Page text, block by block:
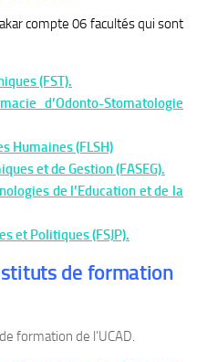
compte 06 facultés qui sont
(FST).
d’Odonto-Stomatologie
Humaines (FLSH)
et de Gestion (FASEG).
de l’Education et de la
et Politiques (FSJP).
de formation
formation de l’UCAD.